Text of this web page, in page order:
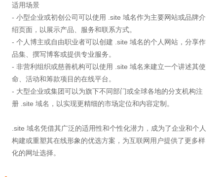
适用场景
- 小型企业或初创公司可以使用 .site 域名作为主要网站或品牌介
绍页面，以展示产品、服务和联系方式。
- 个人博主或自由职业者可以创建 .site 域名的个人网站，分享作
品集、撰写博客或提供专业服务。
- 非营利组织或慈善机构可以使用 .site 域名来建立一个讲述其使
命、活动和筹款项目的在线平台。
- 大型企业或集团可以为旗下不同部门或全球各地的分支机构注
册 .site 域名，以实现更精细的市场定位和内容定制。
.site 域名凭借其广泛的适用性和个性化潜力，成为了企业和个人
构建或重塑其在线形象的优选方案，为互联网用户提供了更多样
化的网址选择。